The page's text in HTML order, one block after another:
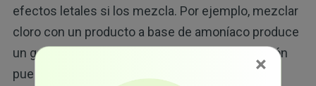
efectos letales si los mezcla. Por ejemplo, mezclar
cloro con un producto a base de amoníaco produce
un gas tóxico llamado cloramina, cuya exposición
puede provocar dolor en el pecho, jadeos,
×